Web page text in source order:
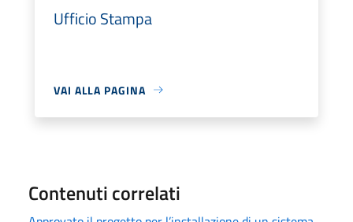
Ufficio Stampa
VAI ALLA PAGINA
Contenuti correlati